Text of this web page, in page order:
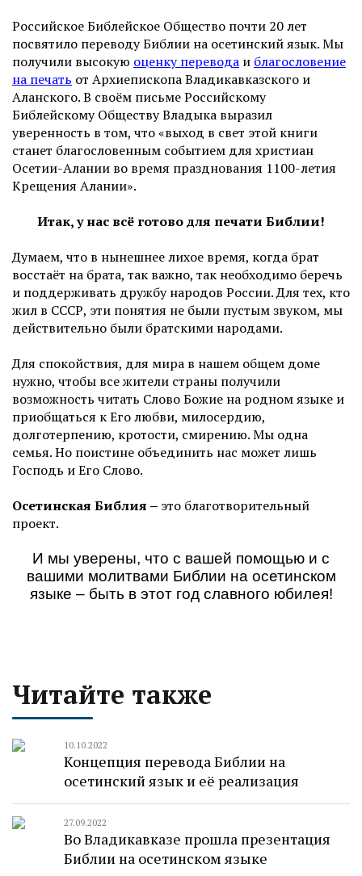
Российское Библейское Общество почти 20 лет
посвятило переводу Библии на осетинский язык. Мы
получили высокую оценку перевода и благословение
на печать от Архиепископа Владикавказского и
Аланского. В своём письме Российскому
Библейскому Обществу Владыка выразил
уверенность в том, что «выход в свет этой книги
станет благословенным событием для христиан
Осетии-Алании во время празднования 1100-летия
Крещения Алании».
Итак, у нас всё готово для печати Библии!
Думаем, что в нынешнее лихое время, когда брат
восстаёт на брата, так важно, так необходимо беречь
и поддерживать дружбу народов России. Для тех, кто
жил в СССР, эти понятия не были пустым звуком, мы
действительно были братскими народами.
Для спокойствия, для мира в нашем общем доме
нужно, чтобы все жители страны получили
возможность читать Слово Божие на родном языке и
приобщаться к Его любви, милосердию,
долготерпению, кротости, смирению. Мы одна
семья. Но поистине объединить нас может лишь
Господь и Его Слово.
Осетинская Библия ‒ это благотворительный
проект.
И мы уверены, что с вашей помощью и с
вашими молитвами Библии на осетинском
языке ‒ быть в этот год славного юбилея!
Читайте также
10.10.2022
Концепция перевода Библии на
осетинский язык и её реализация
27.09.2022
Во Владикавказе прошла презентация
Библии на осетинском языке